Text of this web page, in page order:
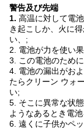
警告及び先端
1. 高温に対して電
き起こしか、火に
い、;
2. 電池が力を使い
3. この電池のため
4. 電池の漏出がお
たらクリーン ウォ
い;
5. そこに異常な状
ようなあるとき電
6. 遠くに子供かペッ